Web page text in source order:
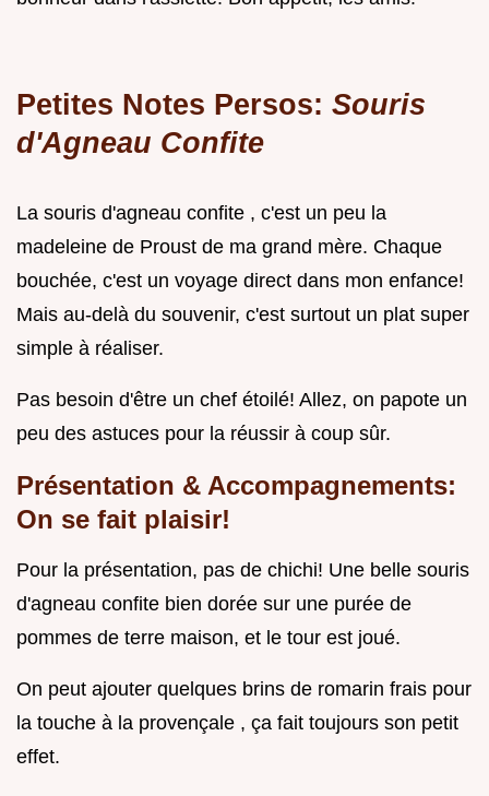
Petites Notes Persos: Souris
d'Agneau Confite
La souris d'agneau confite , c'est un peu la
madeleine de Proust de ma grand mère. Chaque
bouchée, c'est un voyage direct dans mon enfance!
Mais au-delà du souvenir, c'est surtout un plat super
simple à réaliser.
Pas besoin d'être un chef étoilé! Allez, on papote un
peu des astuces pour la réussir à coup sûr.
Présentation & Accompagnements:
On se fait plaisir!
Pour la présentation, pas de chichi! Une belle souris
d'agneau confite bien dorée sur une purée de
pommes de terre maison, et le tour est joué.
On peut ajouter quelques brins de romarin frais pour
la touche à la provençale , ça fait toujours son petit
effet.